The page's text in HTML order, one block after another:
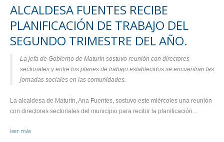
ALCALDESA FUENTES RECIBE
PLANIFICACIÓN DE TRABAJO DEL
SEGUNDO TRIMESTRE DEL AÑO.
La jefa de Gobierno de Maturín sostuvo reunión con directores
sectoriales y entre los planes de trabajo establecidos se encuentran las
jornadas sociales en las comunidades.
La alcaldesa de Maturín, Ana Fuentes, sostuvo este miércoles una reunión
con directores sectoriales del municipio para recibir la planificación...
leer más